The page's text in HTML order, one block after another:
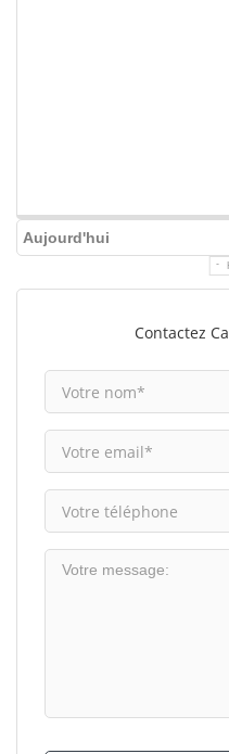
Aujourd'hui
Contactez